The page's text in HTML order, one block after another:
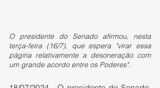
O presidente do Senado afirmou, nesta
terça-feira (16/7), que espera "virar essa
página relativamente a desoneração com
um grande acordo entre os Poderes".